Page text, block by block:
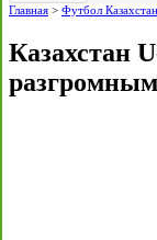
Главная > Футбол
Казахстан